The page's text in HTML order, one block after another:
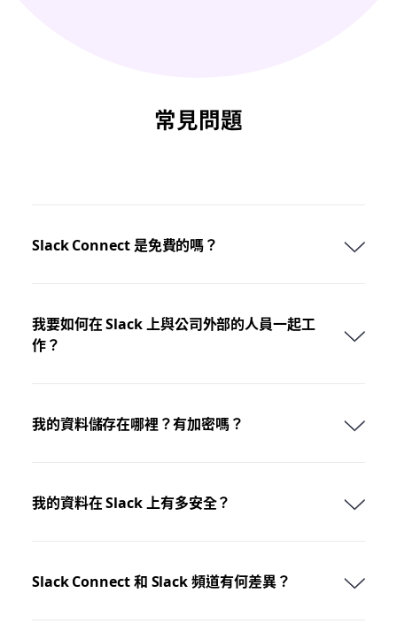
常見問題
Slack Connect 是免費的嗎？
我要如何在 Slack 上與公司外部的人員一起工
作？
我的資料儲存在哪裡？有加密嗎？
我的資料在 Slack 上有多安全？
Slack Connect 和 Slack 頻道有何差異？